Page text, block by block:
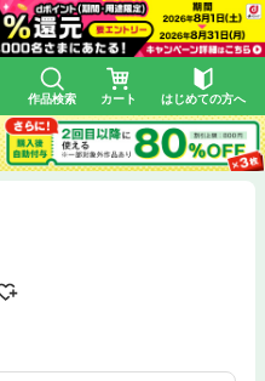
作品検索 カート はじめての方へ